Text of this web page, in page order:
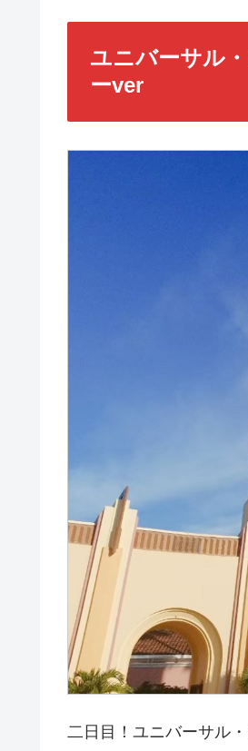
ユニバーサル
ーver
二日目！ユニバーサル